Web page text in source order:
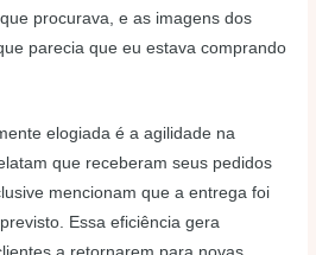
procurava, e as imagens dos
parecia que eu estava comprando
elogiada é a agilidade na
que receberam seus pedidos
mencionam que a entrega foi
Essa eficiência gera